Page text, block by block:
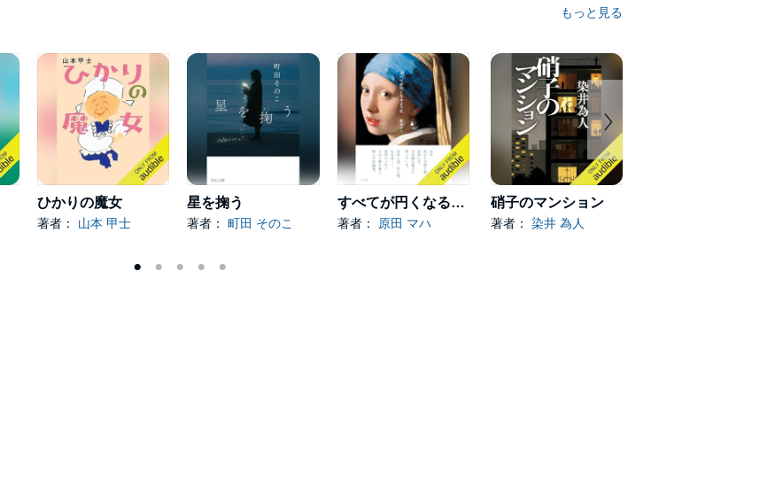
もっと見る
ひかりの魔女
著者： 山本 甲士
星を掬う
著者：町田 そのこ
すべてが円くなるように
著者： 原田 マハ
硝子のマンション
著者： 染井 為人